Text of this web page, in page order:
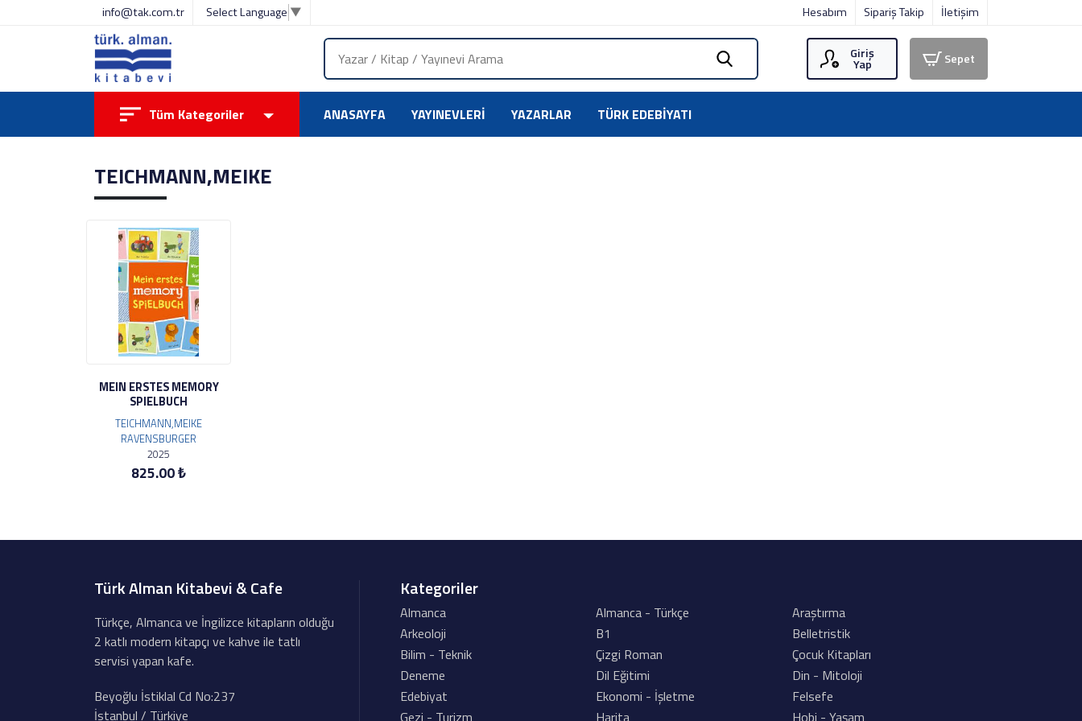
info@tak.com.tr Select Language ▼ Hesabım Sipariş Takip İletişim
Giriş
Yap Sepet
Tüm Kategoriler ANASAYFA YAYINEVLERI YAZARLAR TÜRK EDEBIYATI
TEICHMANN,MEIKE
MEIN ERSTES MEMORY
SPIELBUCH
TEICHMANN,MEIKE
RAVENSBURGER
2025
825.00 ₺
Kategoriler
Almanca Almanca - Türkçe
Araştırma
Arkeoloji
B1
Belletristik
Bilim - Teknik
Çizgi Roman
Çocuk Kitapları
Deneme
Dil Eğitimi
Din - Mitoloji
Edebiyat
Ekonomi - İşletme
Felsefe
Gezi - Turizm
Harita Hobi - Yaşam
Türk Alman Kitabevi & Cafe
Türkçe, Almanca ve İngilizce kitapların olduğu
2 katlı modern kitapçı ve kahve ile tatlı
servisi yapan kafe.
Beyoğlu İstiklal Cd No:237
İstanbul / Türkiye